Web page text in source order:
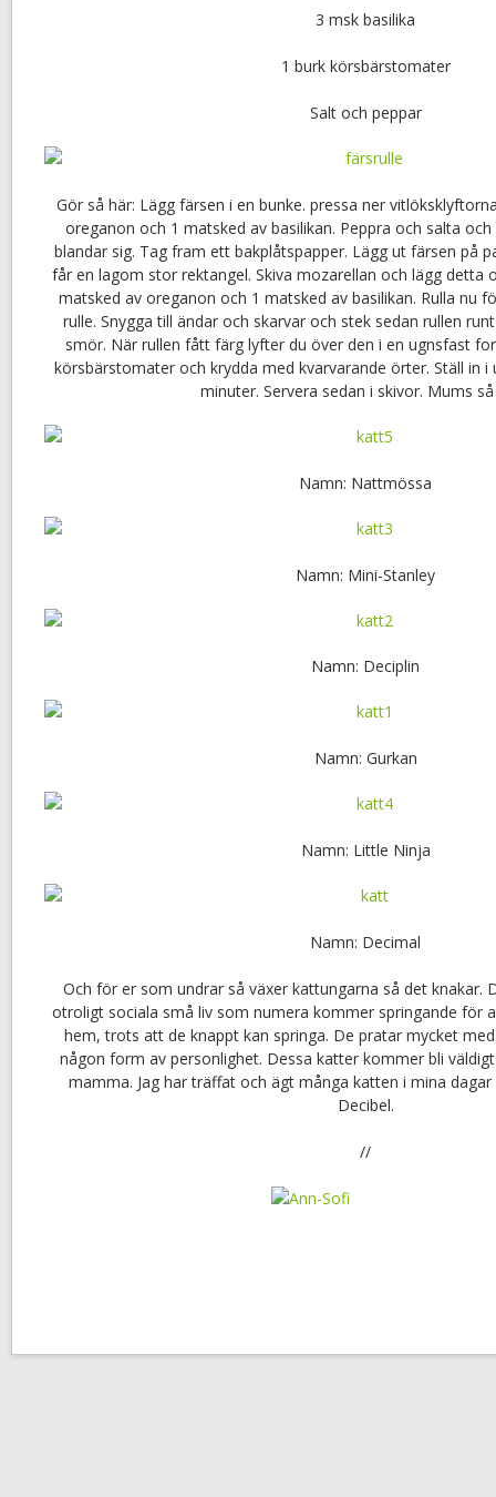
3 msk basilika
1 burk körsbärstomater
Salt och peppar
Gör så här: Lägg färsen i en bunke. pressa ner
oreganon och 1 matsked av basilikan. Peppra och salta
blandar sig. Tag fram ett bakplåtspapper. Lägg ut färsen på
får en lagom stor rektangel. Skiva mozarellan och lägg detta
matsked av oreganon och 1 matsked av basilikan. Rulla nu
rulle. Snygga till ändar och skarvar och stek sedan rullen
smör. När rullen fått färg lyfter du över den i en ugnsfast
körsbärstomater och krydda med kvarvarande örter. Ställ in i
minuter. Servera sedan i skivor. Mums
Namn: Nattmössa
Namn: Mini-Stanley
Namn: Deciplin
Namn: Gurkan
Namn: Little Ninja
Namn: Decimal
Och för er som undrar så växer kattungarna så det knakar.
otroligt sociala små liv som numera kommer springande för
hem, trots att de knappt kan springa. De pratar mycket
någon form av personlighet. Dessa katter kommer bli
mamma. Jag har träffat och ägt många katten i mina
Decibel.
//